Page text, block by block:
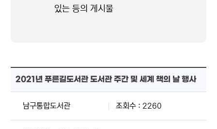
있는 등의 게시물
2021년 푸른길도서관 도서관 주간 및 세계 책의 날 행사
남구통합도서관 조회수 : 2260